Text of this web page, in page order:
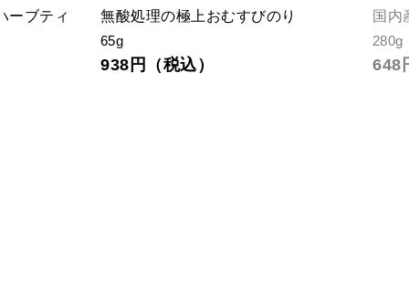
ーブティ
無酸処理の極上おむすびのり
65g
938円（税込）
国
280g
648